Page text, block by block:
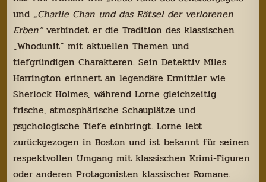
und „Charlie Chan und das Rätsel der verlorenen
Erben“verbindet er die Tradition des klassischen
„Whodunit“ mit aktuellen Themen und
tiefgründigen Charakteren. Sein Detektiv Miles
Harrington erinnert an legendäre Ermittler wie
Sherlock Holmes, während Lorne gleichzeitig
frische, atmosphärische Schauplätze und
psychologische Tiefe einbringt. Lorne lebt
zurückgezogen in Boston und ist bekannt für seinen
respektvollen Umgang mit klassischen Krimi-Figuren
oder anderen Protagonisten klassischer Romane.